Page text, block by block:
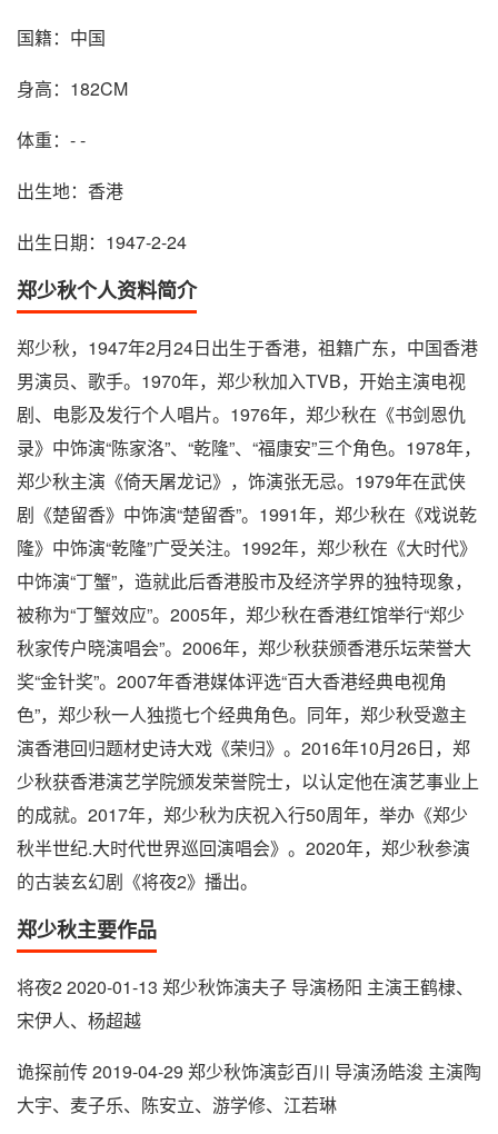
国籍：中国
身高：182CM
体重：- -
出生地：香港
出生日期：1947-2-24
郑少秋个人资料简介
郑少秋，1947年2月24日出生于香港，祖籍广东，中国香港
男演员、歌手。1970年，郑少秋加入TVB，开始主演电视
剧、电影及发行个人唱片。1976年，郑少秋在《书剑恩仇
录》中饰演“陈家洛”、“乾隆”、“福康安”三个角色。1978年，
郑少秋主演《倚天屠龙记》，饰演张无忌。1979年在武侠
剧《楚留香》中饰演“楚留香”。1991年，郑少秋在《戏说乾
隆》中饰演“乾隆”广受关注。1992年，郑少秋在《大时代》
中饰演“丁蟹”，造就此后香港股市及经济学界的独特现象，
被称为“丁蟹效应”。2005年，郑少秋在香港红馆举行“郑少
秋家传户晓演唱会”。2006年，郑少秋获颁香港乐坛荣誉大
奖“金针奖”。2007年香港媒体评选“百大香港经典电视角
色”，郑少秋一人独揽七个经典角色。同年，郑少秋受邀主
演香港回归题材史诗大戏《荣归》。2016年10月26日，郑
少秋获香港演艺学院颁发荣誉院士，以认定他在演艺事业上
的成就。2017年，郑少秋为庆祝入行50周年，举办《郑少
秋半世纪.大时代世界巡回演唱会》。2020年，郑少秋参演
的古装玄幻剧《将夜2》播出。
郑少秋主要作品
将夜2 2020-01-13 郑少秋饰演夫子 导演杨阳 主演王鹤棣、
宋伊人、杨超越
诡探前传 2019-04-29 郑少秋饰演彭百川 导演汤皓浚 主演陶
大宇、麦子乐、陈安立、游学修、江若琳